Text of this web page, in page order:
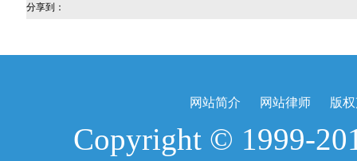
分享到：
网站简介 网站律师 版
Copyright © 1999-